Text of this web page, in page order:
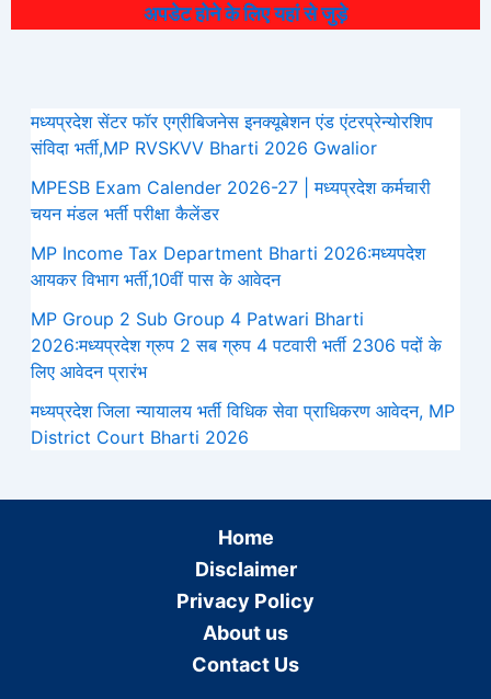
अपडेट होने के लिए यहां से जुड़े
मध्यप्रदेश सेंटर फॉर एग्रीबिजनेस इनक्यूबेशन एंड एंटरप्रेन्योरशिप
संविदा भर्ती,MP RVSKVV Bharti 2026 Gwalior
MPESB Exam Calender 2026-27 | मध्यप्रदेश कर्मचारी
चयन मंडल भर्ती परीक्षा कैलेंडर
MP Income Tax Department Bharti 2026:मध्‍यपदेश
आयकर विभाग भर्ती,10वीं पास के आवेदन
MP Group 2 Sub Group 4 Patwari Bharti
2026:मध्यप्रदेश ग्रुप 2 सब ग्रुप 4 पटवारी भर्ती 2306 पदों के
लिए आवेदन प्रारंभ
मध्‍यप्रदेश जिला न्यायालय भर्ती विधिक सेवा प्राधिकरण आवेदन, MP
District Court Bharti 2026
Home
Disclaimer
Privacy Policy
About us
Contact Us